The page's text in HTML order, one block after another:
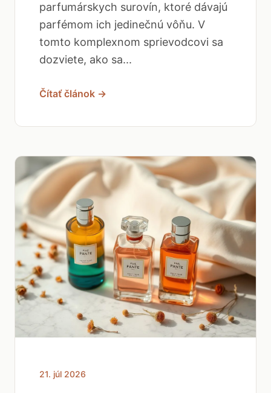
parfumárskych surovín, ktoré dávajú
parfémom ich jedinečnú vôňu. V
tomto komplexnom sprievodcovi sa
dozviete, ako sa...
Čítať článok →
21. júl 2026